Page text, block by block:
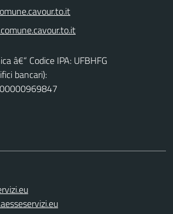
â€“ Codice IPA: UFBHFG
bancari):